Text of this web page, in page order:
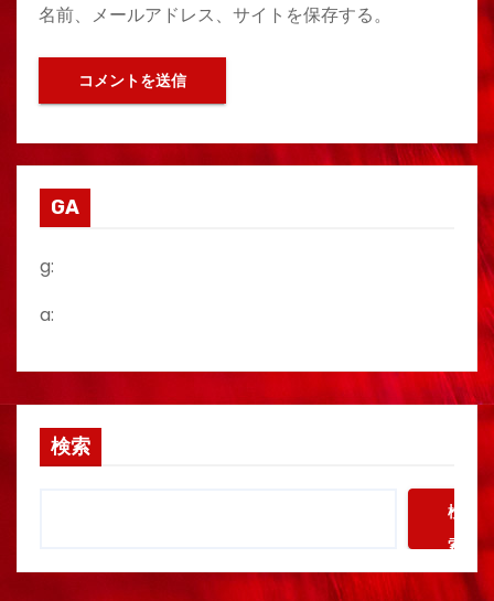
名前、メールアドレス、サイトを保存する。
GA
g:
a:
検索
検
索